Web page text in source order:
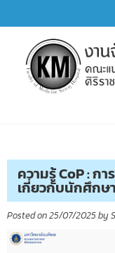
to
content
ความรู้ CoP : ก
เกี่ยวกับนักศึกษ
Posted on25/07/2025by